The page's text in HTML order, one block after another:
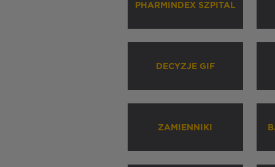
PHARMINDEX SZPITAL
DECYZJE GIF
ZAMIENNIKI